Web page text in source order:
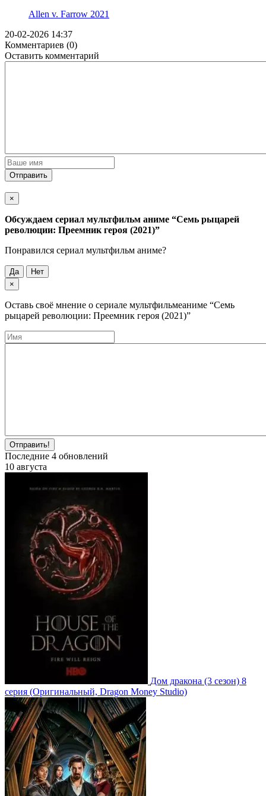
Allen v. Farrow 2021
20-02-2026 14:37
Комментариев (0)
Оставить комментарий
Отправить
×
Обсуждаем cериал мультфильм аниме “Семь рыцарей
революции: Преемник героя (2021)”
Понравился cериал мультфильм аниме?
Да
Нет
×
Оставь своё мнение о cериале мультфильмеаниме “Семь
рыцарей революции: Преемник героя (2021)”
Отправить!
Последние 4 обновлений
10 августа
Дом дракона (3 сезон) 8
серия (Оригинальный, Dragon Money Studio)